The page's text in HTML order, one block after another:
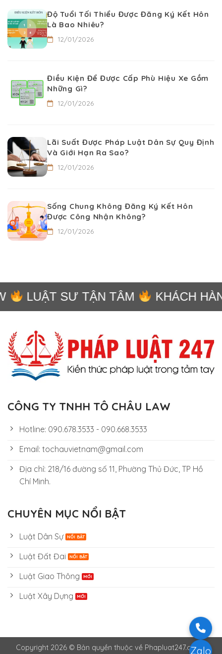
Độ Tuổi Tối Thiểu Được Đăng Ký Kết Hôn
Là Bao Nhiêu?
12/01/2026
Điều Kiện Để Được Cấp Phù Hiệu Xe Gồm
Những Gì?
12/01/2026
Lãi Suất Được Pháp Luật Dân Sự Quy Định
Và Giới Hạn Ra Sao?
12/01/2026
Sống Chung Không Đăng Ký Kết Hôn
Được Công Nhận Không?
12/01/2026
LUẬT SƯ TẬN TÂM KHÁCH
CÔNG TY TNHH TÔ CHÂU LAW
Hotline: 090.678.3533 - 090.668.3533
Email: tochauvietnam@gmail.com
Địa chỉ: 218/16 đường số 11, Phường Thủ Đức, TP Hồ
Chí Minh.
CHUYÊN MỤC NỔI BẬT
Luật Dân Sự
Luật Đất Đai
Luật Giao Thông
Luật Xây Dựng
Copyright 2026 © Bản quyền thuộc về Phapluat247.com -
Zalo